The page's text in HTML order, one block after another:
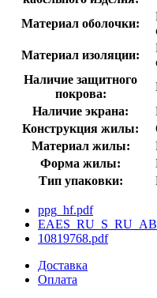
Материал оболочки:
Материал изоляции:
Наличие защитного
покрова:
Наличие экрана:
Конструкция жилы:
Материал жилы:
Форма жилы:
Тип упаковки:
ppg_hf.pdf
10819768.pdf
Доставка
Оплата